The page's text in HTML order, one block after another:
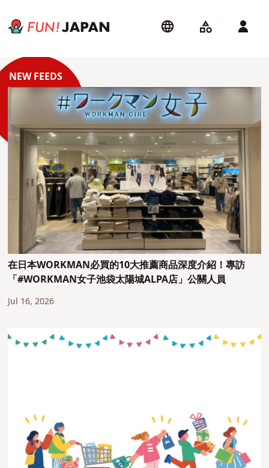
在日本WORKMAN必買的10大推薦商品深度介紹！專訪
「#WORKMAN女子池袋太陽城ALPA店」公關人員
Jul 16, 2026